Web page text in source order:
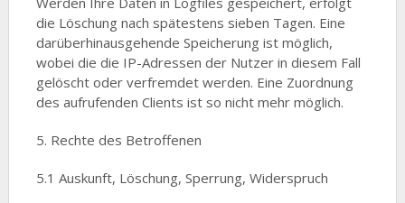
die Löschung nach spätestens sieben Tagen. Eine
darüberhinausgehende Speicherung ist möglich,
wobei die die IP-Adressen der Nutzer in diesem Fall
gelöscht oder verfremdet werden. Eine Zuordnung
des aufrufenden Clients ist so nicht mehr möglich.
5. Rechte des Betroffenen
5.1 Auskunft, Löschung, Sperrung, Widerspruch